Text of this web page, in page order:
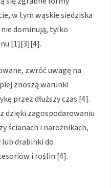
w tym wąskie siedziska
dominują, tylko
[1][3][4].
zwróć uwagę na
znoszą warunki
przez dłuższy czas [4].
dzięki zagospodarowaniu
ścianach i narożnikach,
drabinki do
i roślin [4].